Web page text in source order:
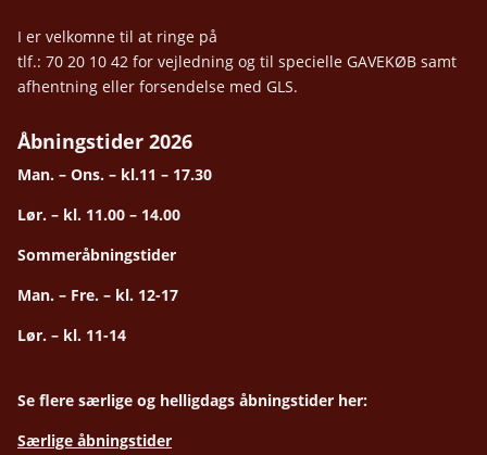
I er velkomne til at ringe på
tlf.: 70 20 10 42 for vejledning og til specielle GAVEKØB samt
afhentning eller forsendelse med GLS.
Åbningstider 2026
Man. – Ons. – kl.11 – 17.30
Lør. – kl. 11.00 – 14.00
Sommeråbningstider
Man. – Fre. – kl. 12-17
Lør. – kl. 11-14
Se flere særlige og helligdags åbningstider her:
Særlige åbningstider